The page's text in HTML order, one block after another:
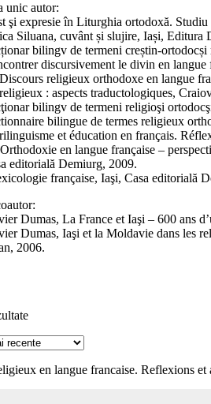
unic autor:
şi expresie în Liturghia ortodoxă.
Siluana, cuvânt și slujire, Iași, Editura
bilingv de termeni creștin-
discursivement le divin en
religieux orthodoxe en langue
: aspects traductologiques,
bilingv de termeni religioşi
bilingue de termes religieux
et éducation en français.
en langue française –
editorială Demiurg, 2009.
française, Iaşi, Casa editorială
Dumas, La France et Iaşi – 600 ans
Dumas, Iaşi et la Moldavie dans les
2006.
Sortat
cele
recente